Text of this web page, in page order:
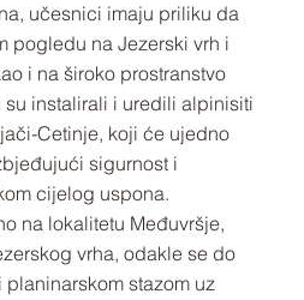
učesnici imaju priliku da
pogledu na Jezerski vrh i
i na široko prostranstvo
su instalirali i uredili alpinisiti
Cetinje, koji će ujedno
sigurnost i
cijelog uspona.
na lokalitetu Međuvršje,
vrha, odakle se do
stazom uz